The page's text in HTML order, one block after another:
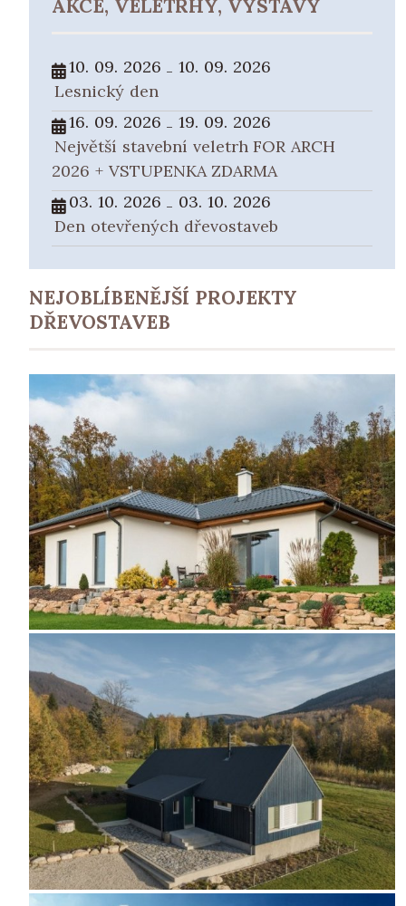
AKCE, VELETRHY, VÝSTAVY
10. 09. 2026 -10. 09. 2026
Lesnický den
16. 09. 2026 -19. 09. 2026
Největší stavební veletrh FOR ARCH
2026 + VSTUPENKA ZDARMA
03. 10. 2026 - 03. 10. 2026
Den otevřených dřevostaveb
NEJOBLÍBENĚJŠÍ PROJEKTY
DŘEVOSTAVEB